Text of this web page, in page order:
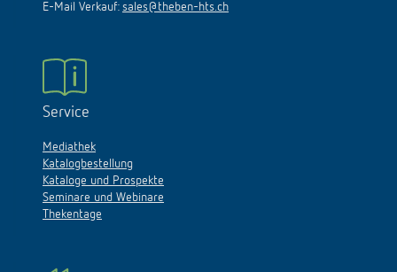
E-Mail Verkauf: sales@theben-hts.ch
Service
Mediathek
Katalogbestellung
Kataloge und Prospekte
Seminare und Webinare
Thekentage